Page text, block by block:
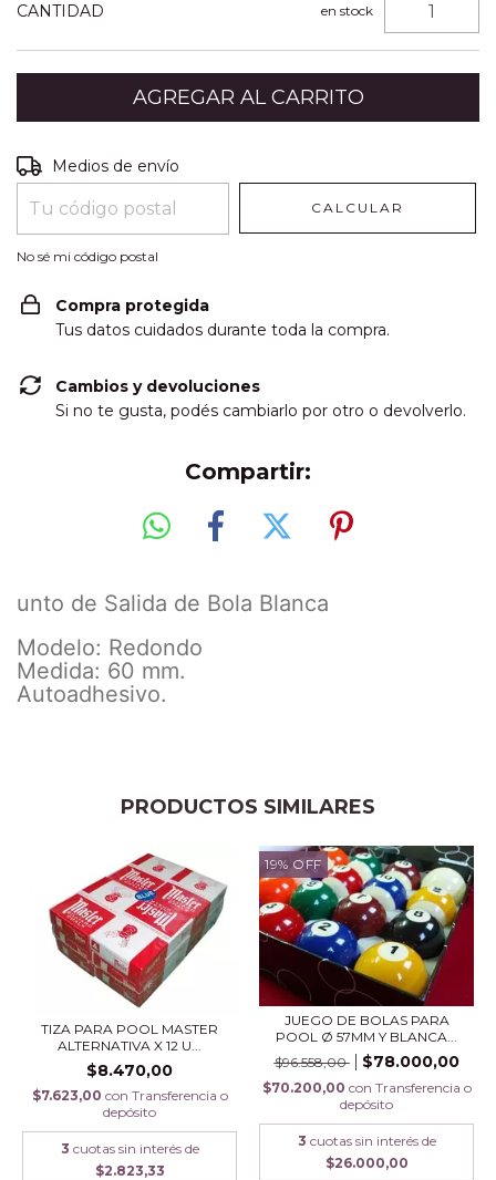
CANTIDAD en stock
Entregas para el CP:
Medios de envío
CALCULAR
No sé mi código postal
Compra protegida
Tus datos cuidados durante toda la compra.
Cambios y devoluciones
Si no te gusta, podés cambiarlo por otro o devolverlo.
Compartir:
unto de Salida de Bola Blanca
Modelo: Redondo
Medida: 60 mm.
Autoadhesivo.
PRODUCTOS SIMILARES
TIZA PARA POOL MASTER
ALTERNATIVA X 12 U...
$8.470,00
$7.623,00 con Transferencia o
depósito
3 cuotas sin interés de
$2.823,33
19% OFF
JUEGO DE BOLAS PARA
POOL Ø 57MM Y BLANCA...
$96.558,00
$78.000,00
$70.200,00 con Transferencia o
depósito
3 cuotas sin interés de
$26.000,00